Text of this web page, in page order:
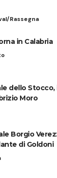
Rassegna
in Calabria
dello Stocco,
Moro
Borgio
di Goldoni